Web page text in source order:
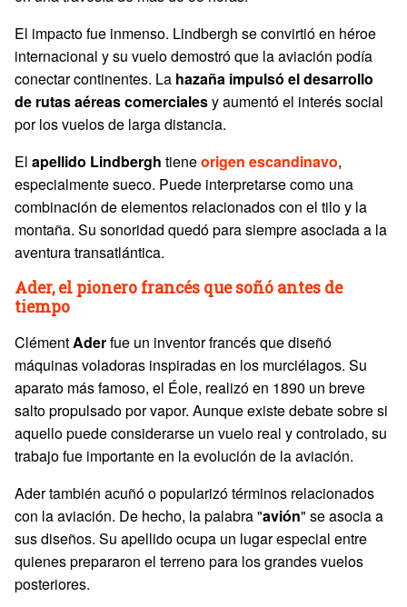
El impacto fue inmenso. Lindbergh se convirtió en héroe
internacional y su vuelo demostró que la aviación podía
conectar continentes. La hazaña impulsó el desarrollo
de rutas aéreas comercialesy aumentó el interés social
por los vuelos de larga distancia.
El apellido Lindbergh tieneorigen escandinavo,
especialmente sueco. Puede interpretarse como una
combinación de elementos relacionados con el tilo y la
montaña. Su sonoridad quedó para siempre asociada a la
aventura transatlántica.
Ader, el pionero francés que soñó antes de
tiempo
Clément Aderfue un inventor francés que diseñó
máquinas voladoras inspiradas en los murciélagos. Su
aparato más famoso, el Éole, realizó en 1890 un breve
salto propulsado por vapor. Aunque existe debate sobre si
aquello puede considerarse un vuelo real y controlado, su
trabajo fue importante en la evolución de la aviación.
Ader también acuñó o popularizó términos relacionados
con la aviación. De hecho, la palabra "avión" se asocia a
sus diseños. Su apellido ocupa un lugar especial entre
quienes prepararon el terreno para los grandes vuelos
posteriores.